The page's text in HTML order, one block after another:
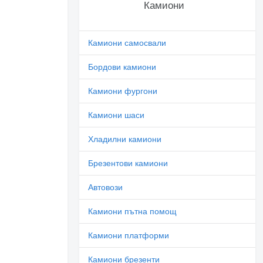
Камиони
Камиони самосвали
Бордови камиони
Камиони фургони
Камиони шаси
Хладилни камиони
Брезентови камиони
Автовози
Камиони пътна помощ
Камиони платформи
Камиони брезенти